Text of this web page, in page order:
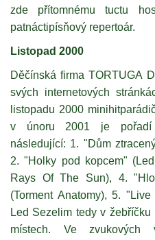
zde přítomnému tuctu
patnáctipísňový repertoár.
Listopad 2000
Děčínská firma TORTUGA
svých internetových
listopadu 2000
v únoru 2001 je pořadí
následující: 1. "Dům
2. "Holky pod kopcem"
Rays Of The Sun), 4.
(Torment Anatomy), 5.
Led Sezelim tedy v
místech. Ve